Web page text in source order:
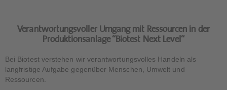
Verantwortungsvoller Umgang mit Ressourcen in der
Produktionsanlage “​​​​​​​Biotest Next Level“
Bei Biotest verstehen wir verantwortungsvolles Handeln als
langfristige Aufgabe gegenüber Menschen, Umwelt und
Ressourcen.